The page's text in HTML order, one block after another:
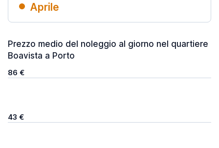
Aprile
Prezzo medio del noleggio al giorno nel quartiere
Boavista a Porto
86 €
43 €